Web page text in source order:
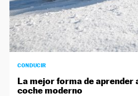
CONDUCIR
La mejor forma de aprender
coche moderno